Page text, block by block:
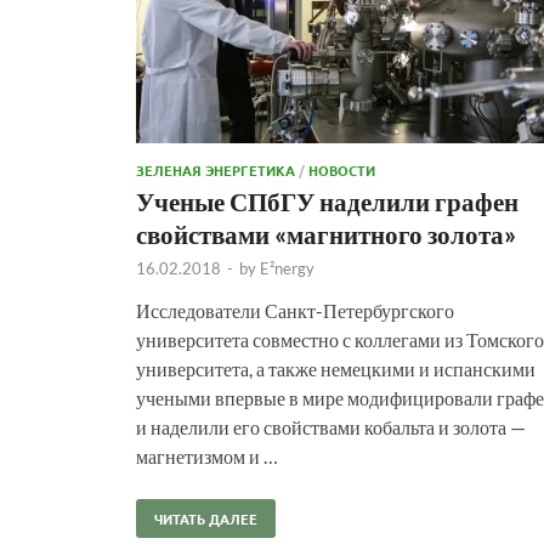
ЗЕЛЕНАЯ ЭНЕРГЕТИКА /НОВОСТИ
Ученые СПбГУ наделили графен
свойствами «магнитного золота»
16.02.2018 - by E²nergy
Исследователи Санкт-Петербургского
университета совместно с коллегами из Томского
университета, а также немецкими и испанскими
учеными впервые в мире модифицировали
и наделили его свойствами кобальта и золота —
магнетизмом и …
ЧИТАТЬ ДАЛЕЕ